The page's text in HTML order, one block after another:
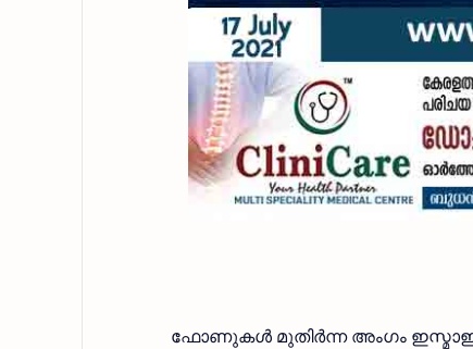
ഫോണുകൾ മുതിർന്ന അംഗം